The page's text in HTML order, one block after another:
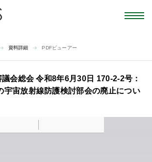
資料詳細 PDFビューアー
会総会 令和8年6月30日 170-2-2号：
宇宙放射線防護検討部会の廃止につい